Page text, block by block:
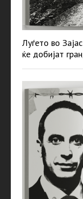
Луѓето во
ќе добијат